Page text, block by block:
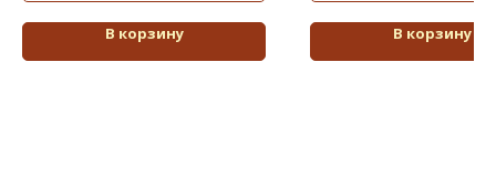
В корзину В корзину